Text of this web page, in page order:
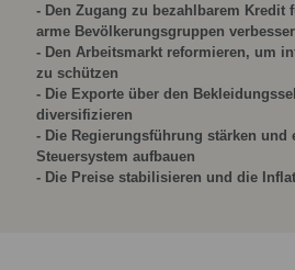
- Den Zugang zu bezahlbarem Kredit
arme Bevölkerungsgruppen
- Den Arbeitsmarkt reformieren, um
zu schützen
- Die Exporte über den
diversifizieren
- Die Regierungsführung stärken und
Steuersystem aufbauen
- Die Preise stabilisieren und die